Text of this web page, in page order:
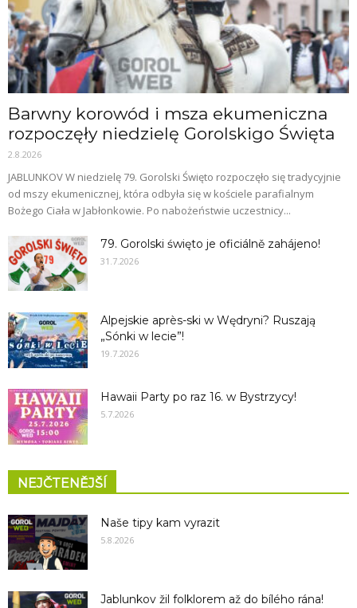
Barwny korowód i msza ekumeniczna
rozpoczęły niedzielę Gorolskigo Święta
2.8.2026
JABLUNKOV W niedzielę 79. Gorolski Święto rozpoczęło się tradycyjnie
od mszy ekumenicznej, która odbyła się w kościele parafialnym
Bożego Ciała w Jabłonkowie. Po nabożeństwie uczestnicy...
79. Gorolski święto je oficiálně zahájeno!
31.7.2026
Alpejskie après-ski w Wędryni? Ruszają
„Sónki w lecie”!
19.7.2026
Hawaii Party po raz 16. w Bystrzycy!
5.7.2026
NEJČTENĚJŠÍ
Naše tipy kam vyrazit
5.8.2026
Jablunkov žil folklorem až do bílého rána!